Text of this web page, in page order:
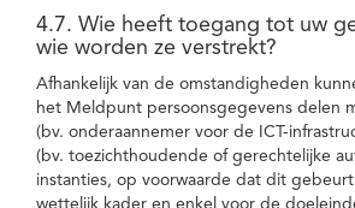
4.7. Wie heeft toegang tot uw
wie worden ze verstrekt?
Afhankelijk van de omstandigheden
het Meldpunt persoonsgegevens delen
(bv. onderaannemer voor de ICT-
(bv. toezichthoudende of gerechtelijke
instanties, op voorwaarde dat dit
wettelijk kader en enkel voor de